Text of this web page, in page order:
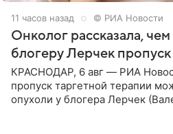
11 часов назад © РИА Новости
Онколог рассказала,
блогеру Лерчек
КРАСНОДАР, 6 авг — РИА
пропуск таргетной терапии
опухоли у блогера Лерчек